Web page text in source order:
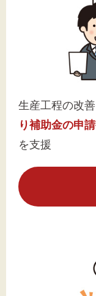
生産工程の改
り補助金の申
を支援